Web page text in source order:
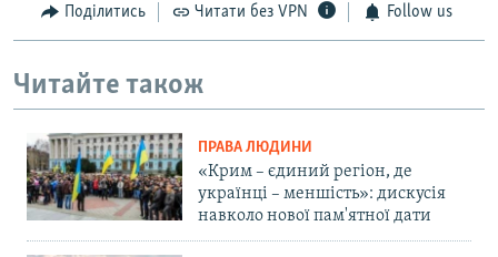
Поділитись Читати без VPN Follow us
Читайте також
ПРАВА ЛЮДИНИ
«Крим – єдиний регіон, де
українці – меншість»: дискусія
навколо нової пам'ятної дати